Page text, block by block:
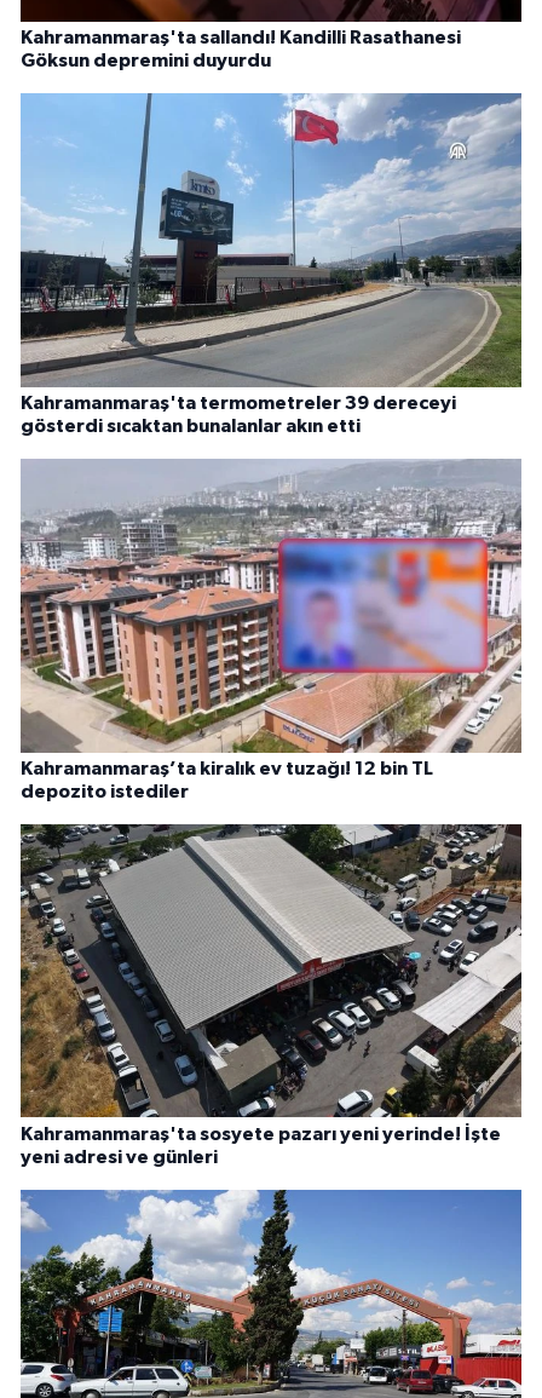
Kahramanmaraş'ta sallandı! Kandilli Rasathanesi
Göksun depremini duyurdu
Kahramanmaraş'ta termometreler 39 dereceyi
gösterdi sıcaktan bunalanlar akın etti
Kahramanmaraş’ta kiralık ev tuzağı! 12 bin TL
depozito istediler
Kahramanmaraş'ta sosyete pazarı yeni yerinde! İşte
yeni adresi ve günleri